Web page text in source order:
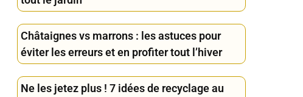
Châtaignes vs marrons : les astuces pour
éviter les erreurs et en profiter tout l’hiver
Ne les jetez plus ! 7 idées de recyclage au